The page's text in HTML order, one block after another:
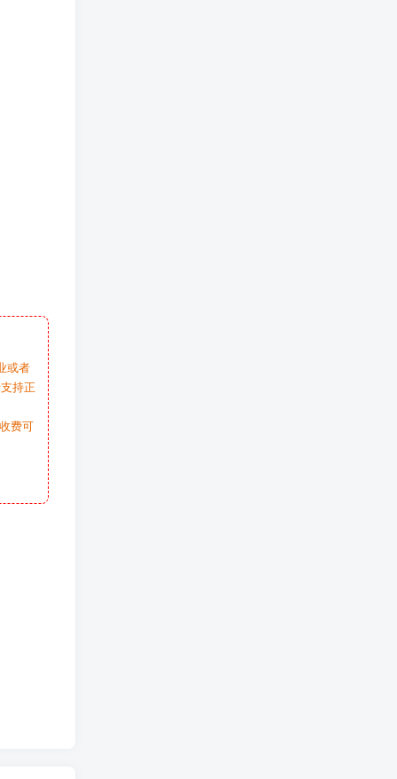
或者
持正
费可